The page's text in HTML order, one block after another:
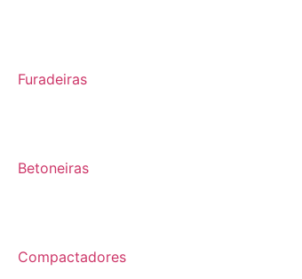
Furadeiras
Betoneiras
Compactadores